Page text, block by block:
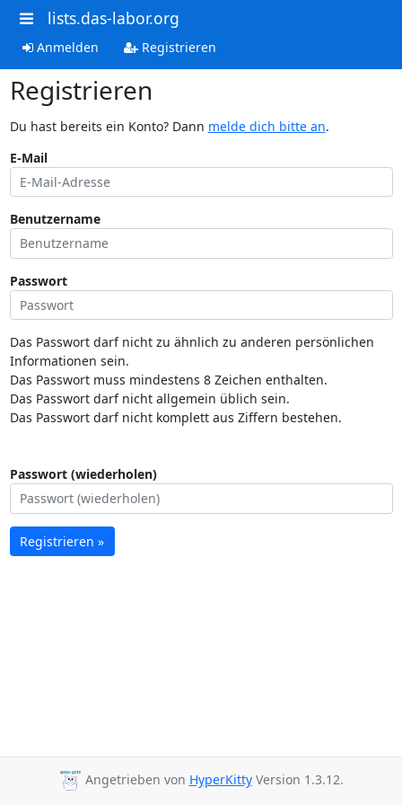
lists.das-labor.org
Anmelden Registrieren
Registrieren
Du hast bereits ein Konto? Dann melde dich bitte an.
E-Mail
Benutzername
Passwort
Das Passwort darf nicht zu ähnlich zu anderen persönlichen
Informationen sein.
Das Passwort muss mindestens 8 Zeichen enthalten.
Das Passwort darf nicht allgemein üblich sein.
Das Passwort darf nicht komplett aus Ziffern bestehen.
Passwort (wiederholen)
Registrieren »
Angetrieben von HyperKittyVersion 1.3.12.